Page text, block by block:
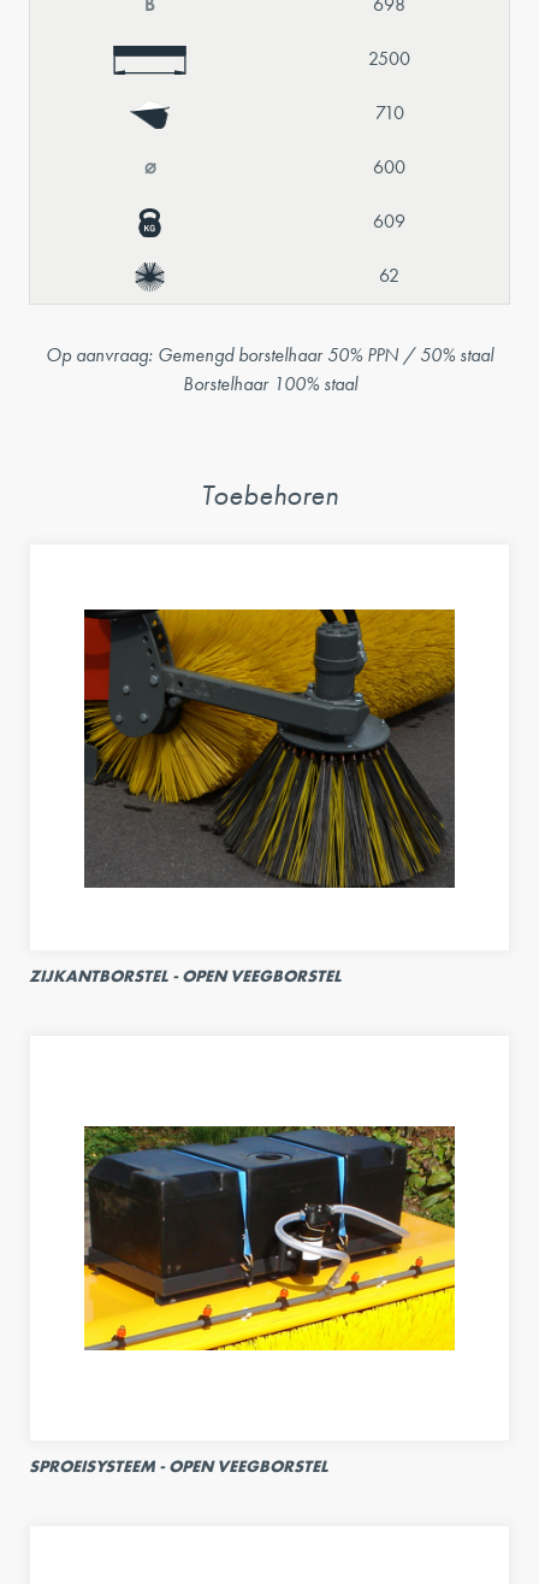
2500
710
⌀ 600
609
62
Op aanvraag: Gemengd borstelhaar 50% PPN / 50% staal
Borstelhaar 100% staal
Toebehoren
ZIJKANTBORSTEL - OPEN VEEGBORSTEL
SPROEISYSTEEM - OPEN VEEGBORSTEL